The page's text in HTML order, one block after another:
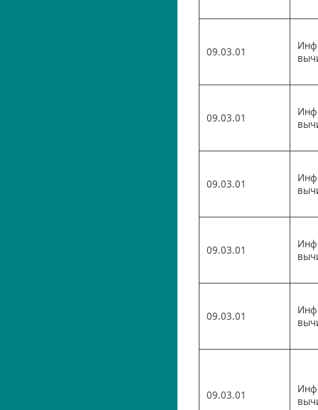
09.03.01
09.03.01
09.03.01
09.03.01
09.03.01
09.03.01